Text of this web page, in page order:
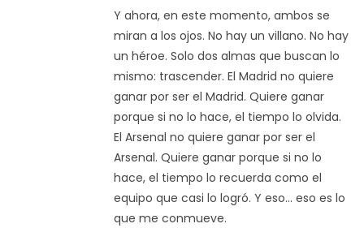
Y ahora, en este momento, ambos se
miran a los ojos. No hay un villano. No hay
un héroe. Solo dos almas que buscan lo
mismo: trascender. El Madrid no quiere
ganar por ser el Madrid. Quiere ganar
porque si no lo hace, el tiempo lo olvida.
El Arsenal no quiere ganar por ser el
Arsenal. Quiere ganar porque si no lo
hace, el tiempo lo recuerda como el
equipo que casi lo logró. Y eso... eso es lo
que me conmueve.